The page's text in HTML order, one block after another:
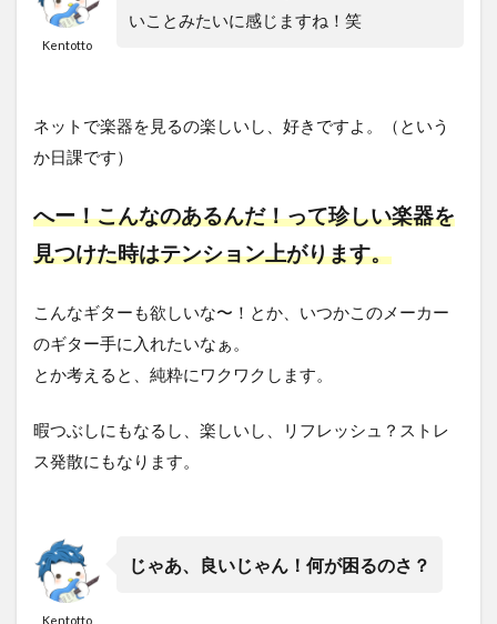
Kentotto
いことみたいに感じますね！笑
ネットで楽器を見るの楽しいし、好きですよ。（という
か日課です）
へー！こんなのあるんだ！って珍しい楽器を
見つけた時はテンション上がります。
こんなギターも欲しいな〜！とか、いつかこのメーカー
のギター手に入れたいなぁ。
とか考えると、純粋にワクワクします。
暇つぶしにもなるし、楽しいし、リフレッシュ？ストレ
ス発散にもなります。
Kentotto
じゃあ、良いじゃん！何が困るのさ？